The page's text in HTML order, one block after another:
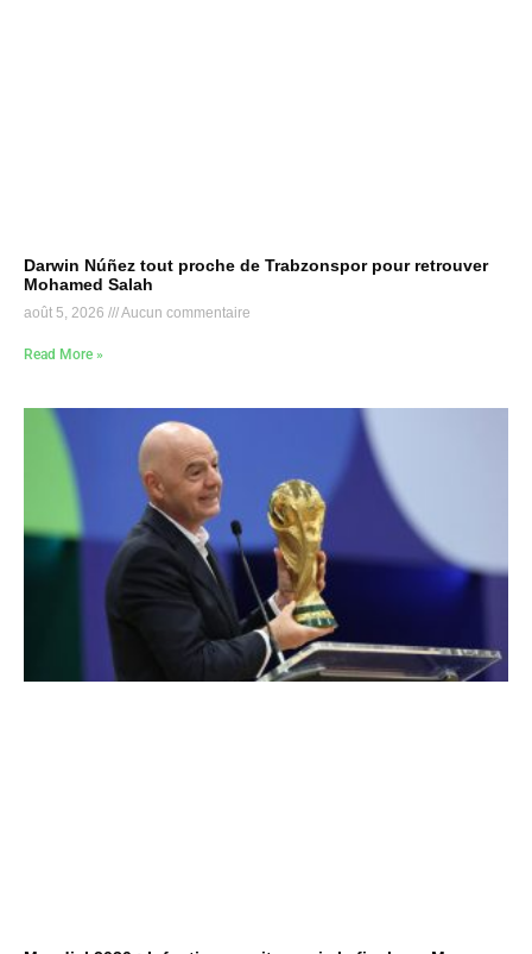
Darwin Núñez tout proche de Trabzonspor pour retrouver
Mohamed Salah
août 5, 2026 Aucun commentaire
Read More »